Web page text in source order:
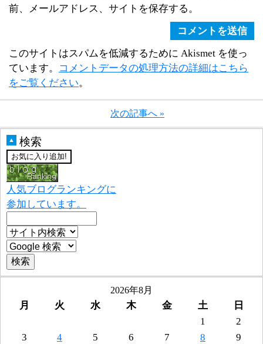
前、メールアドレス、サイトを保存する。
このサイトはスパムを低減するために Akismet を使っ
ています。
コメントデータの処理方法の詳細はこちら
をご覧ください
次の記事へ »
▲ 検索
人気ブログランキングに
参加しています。
2026年8月
月 火 水 木 金 土
日
1
2
3
4 5 6 7 8 9